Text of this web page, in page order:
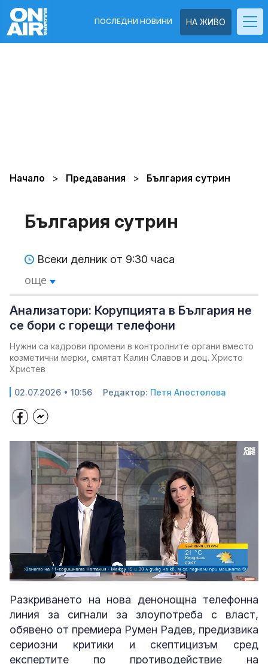
НА ЖИВО
ПОСЛЕДНИ НОВИНИ
Начало Предавания България сутрин
България сутрин
Всеки делник от 9:30 часа
още
Анализатори: Корупцията в България не
се бори с горещи телефони
Нужни са кадрови промени в контролните органи вместо
козметични мерки, смятат Калин Славов и доц. Христо
Христев
02.07.2026 • 10:56 Редактор: Петя Апостолова
Unmute Loaded:
3.32%
Разкриването на нова денонощна телефонна
линия за сигнали за злоупотреба с власт,
обявено от премиера Румен Радев, предизвика
сериозни критики и скептицизъм сред
експертите по противодействие на